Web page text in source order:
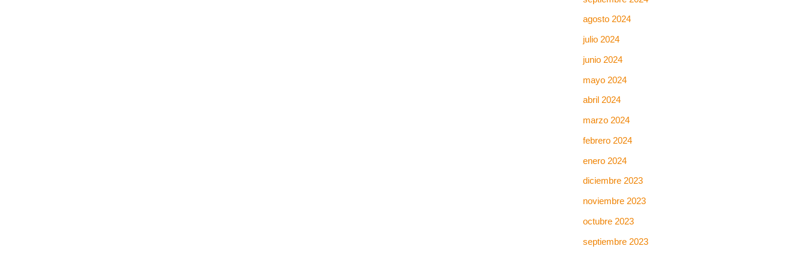
agosto 2024
julio 2024
junio 2024
mayo 2024
abril 2024
marzo 2024
febrero 2024
enero 2024
diciembre 2023
noviembre 2023
octubre 2023
septiembre 2023